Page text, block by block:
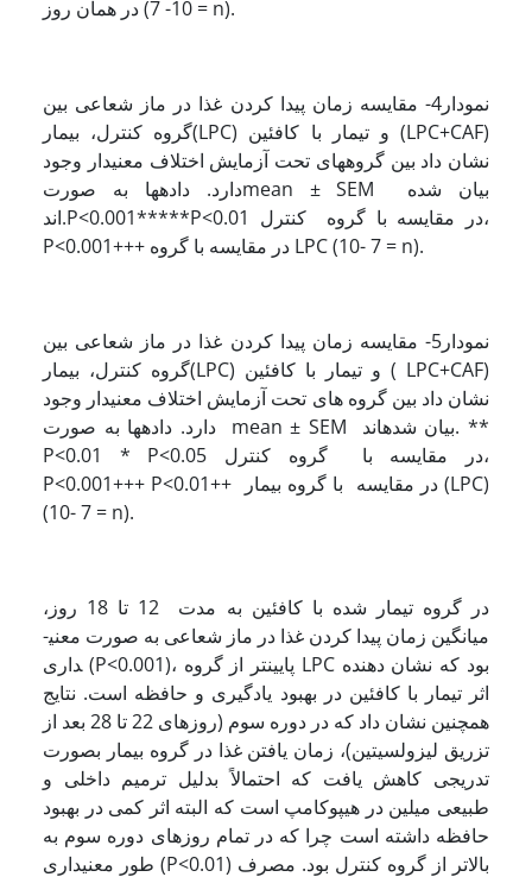
در همان روز (10- 7 = n).
نمودار4- مقایسه زمان پیدا کردن غذا در ماز شعاعی بین
گروه کنترل، بیمار(LPC) و تیمار با کافئین (LPC+CAF)
نشان داد بین گروه­های تحت آزمایش اختلاف معنی­دار وجود
دارد. داده­ها به صورتmean ± SEM بیان شده
اند.P<0.001*****P<0.01 در مقایسه با گروه کنترل،
P<0.001+++ در مقایسه با گروه LPC (10- 7 = n).
نمودار5- مقایسه زمان پیدا کردن غذا در ماز شعاعی بین
گروه کنترل، بیمار(LPC) و تیمار با کافئین ( LPC+CAF)
نشان داد بین گروه های تحت آزمایش اختلاف معنی­دار وجود
دارد. داده­ها به صورت mean ± SEM بیان شده­اند. **
P<0.01 * P<0.05 در مقایسه با گروه کنترل،
P<0.001+++ P<0.01++ در مقایسه با گروه بیمار (LPC)
(10- 7 = n).
در گروه تیمار شده با کافئین به مدت 12 تا 18 روز،
میانگین زمان پیدا کردن غذا در ماز شعاعی به صورت معنی­
داری (P<0.001)، پایین­تر از گروه LPC بود که نشان دهنده
اثر تیمار با کافئین در بهبود یادگیری و حافظه است. نتایج
همچنین نشان داد که در دوره سوم (روزهای 22 تا 28 بعد از
تزریق لیزولسیتین)، زمان یافتن غذا در گروه بیمار بصورت
تدریجی کاهش یافت که احتمالاً بدلیل ترمیم داخلی و
طبیعی میلین در هیپوکامپ است که البته اثر کمی در بهبود
حافظه داشته است چرا که در تمام روزهای دوره سوم به
طور معنی­داری (P<0.01) بالاتر از گروه کنترل بود. مصرف